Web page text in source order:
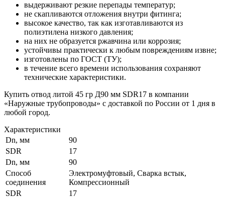
выдерживают резкие перепады температур;
не скапливаются отложения внутри фитинга;
высокое качество, так как изготавливаются из
полиэтилена низкого давления;
на них не образуется ржавчина или коррозия;
устойчивы практически к любым повреждениям извне;
изготовлены по ГОСТ (ТУ);
в течение всего времени использования сохраняют
технические характеристики.
Купить отвод литой 45 гр Д90 мм SDR17 в компании
«Наружные трубопроводы» с доставкой по России от 1 дня в
любой город.
Характеристики
Dn, мм
90
SDR
17
Dn, мм
90
Способ
соединения
Электромуфтовый, Сварка встык,
Компрессионный
SDR
17